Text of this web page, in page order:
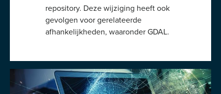
repository. Deze wijziging heeft ook
gevolgen voor gerelateerde
afhankelijkheden, waaronder GDAL.